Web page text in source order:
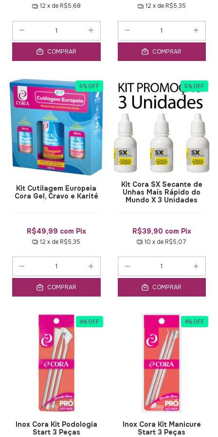
12 x de R$5,68
COMPRAR
12 x de R$5,35
COMPRAR
5% OFF
Kit Cutilagem Europeia
Cora Gel, Cravo e Karité
R$49,99 com Pix
12 x de R$5,35
COMPRAR
5% OFF
Kit Cora SX Secante de
Unhas Mais Rápido do
Mundo X 3 Unidades
R$39,90 com Pix
10 x de R$5,07
COMPRAR
4% OFF
Inox Cora Kit Podologia
Start 3 Peças
4% OFF
Inox Cora Kit Manicure
Start 3 Peças